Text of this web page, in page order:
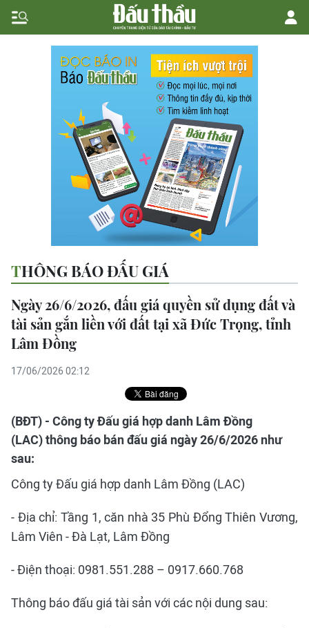
THÔNG BÁO ĐẤU GIÁ
Ngày 26/6/2026, đấu giá quyền sử dụng đất và
tài sản gắn liền với đất tại xã Đức Trọng, tỉnh
Lâm Đồng
17/06/2026 02:12
(BĐT) - Công ty Đấu giá hợp danh Lâm Đồng
(LAC) thông báo bán đấu giá ngày 26/6/2026 như
sau:
Công ty Đấu giá hợp danh Lâm Đồng (LAC)
- Địa chỉ: Tầng 1, căn nhà 35 Phù Đổng Thiên Vương,
Lâm Viên - Đà Lạt, Lâm Đồng
- Điện thoại: 0981.551.288 – 0917.660.768
Thông báo đấu giá tài sản với các nội dung sau: